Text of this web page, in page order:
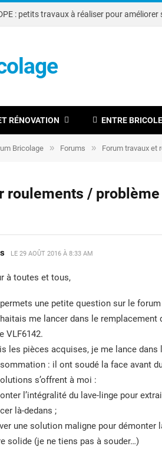
RÉNOVATION ENTRE
Bricolage » Forums » Forum travaux et
roulements /
LE 29 AOÛT 2016 À 8:33 AM
à toutes et tous,
une petite question sur le
me lancer dans le remplacement
VLF6142.
les pièces acquises, je me lance
: il ont soudé la face avant
s’offrent à moi :
l’intégralité du lave-linge pour
là-dedans ;
une solution maligne pour démonter
solide (je ne tiens pas à souder…)